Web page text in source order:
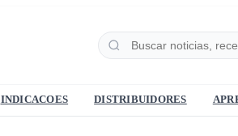
INDICACOES DISTRIBUIDORES